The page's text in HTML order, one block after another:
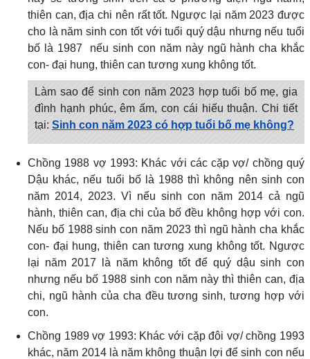
thiên can, địa chi nên rất tốt. Ngược lại năm 2023 được
cho là năm sinh con tốt với tuổi quý dậu nhưng nếu tuổi
bố là 1987 nếu sinh con năm này ngũ hành cha khắc
con- đại hung, thiên can tương xung không tốt.
Làm sao để sinh con năm 2023 hợp tuổi bố mẹ, gia
đình hạnh phúc, êm ấm, con cái hiếu thuận. Chi tiết
tại: Sinh con năm 2023 có hợp tuổi bố mẹ không?
Chồng 1988 vợ 1993: Khác với các cặp vợ/ chồng quý
Dậu khác, nếu tuổi bố là 1988 thì không nên sinh con
năm 2014, 2023. Vì nếu sinh con năm 2014 cả ngũ
hành, thiên can, địa chi của bố đều không hợp với con.
Nếu bố 1988 sinh con năm 2023 thì ngũ hành cha khắc
con- đại hung, thiên can tương xung không tốt. Ngược
lại năm 2017 là năm không tốt để quý dậu sinh con
nhưng nếu bố 1988 sinh con năm này thì thiên can, địa
chi, ngũ hành của cha đều tương sinh, tương hợp với
con.
Chồng 1989 vợ 1993: Khác với cặp đôi vợ/ chồng 1993
khác, năm 2014 là năm không thuận lợi để sinh con nếu